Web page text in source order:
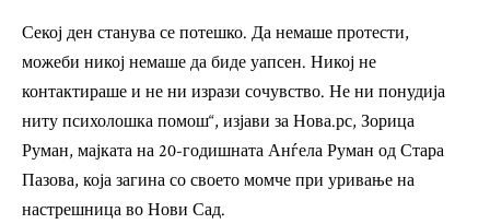
Секој ден станува се потешко. Да немаше протести,
можеби никој немаше да биде уапсен. Никој не
контактираше и не ни изрази сочувство. Не ни понудија
ниту психолошка помош“, изјави заНова.рс, Зорица
Руман, мајката на 20-годишната Анѓела Руман од Стара
Пазова, која загина со своето момче при уривање на
настрешница во Нови Сад.